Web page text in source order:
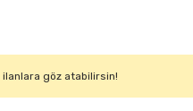
ilanlara göz atabilirsin!